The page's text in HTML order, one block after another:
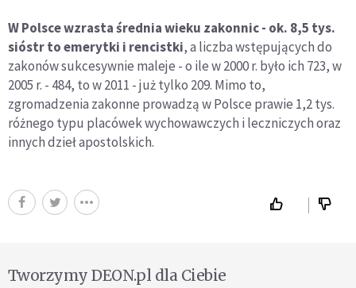
W Polsce wzrasta średnia wieku zakonnic - ok. 8,5 tys.
sióstr to emerytki i rencistki, a liczba wstępujących do
zakonów sukcesywnie maleje - o ile w 2000 r. było ich 723, w
2005 r. - 484, to w 2011 - już tylko 209. Mimo to,
zgromadzenia zakonne prowadzą w Polsce prawie 1,2 tys.
różnego typu placówek wychowawczych i leczniczych oraz
innych dzieł apostolskich.
Tworzymy DEON.pl dla Ciebie